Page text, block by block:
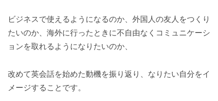
ビジネスで使えるようになるのか、外国人の友人をつくり
たいのか、海外に行ったときに不自由なくコミュニケーシ
ョンを取れるようになりたいのか、
改めて英会話を始めた動機を振り返り、なりたい自分をイ
メージすることです。